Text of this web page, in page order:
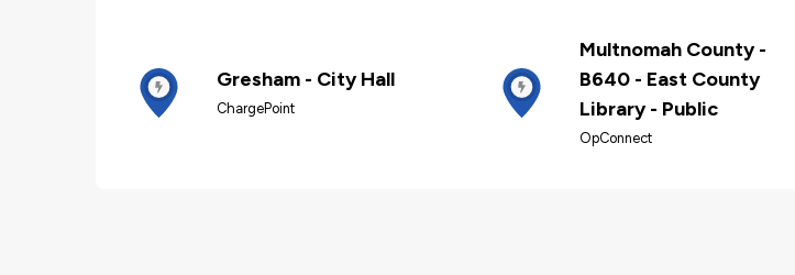
Gresham - City Hall
ChargePoint
Multnomah County -
B640 - East County
Library - Public
OpConnect